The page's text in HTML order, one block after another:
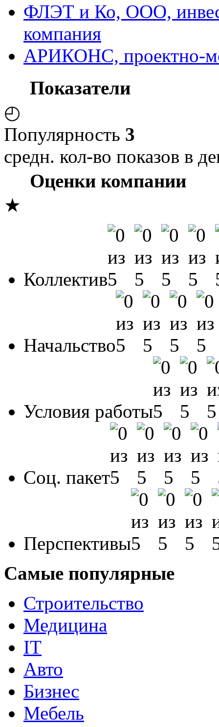
ФЛЭТ и Ко, ООО,
компания
АРИКОНС, проектно-
Показатели
◴
Популярность 3
средн. кол-во показов в
Оценки компании
★
Коллектив
Начальство
Условия работы
Соц. пакет
Перспективы
Самые популярные
Строительство
Медицина
IT
Авто
Бизнес
Мебель